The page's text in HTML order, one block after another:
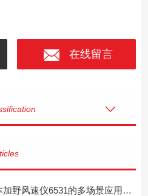
在线留言
精准感知每一缕风：日本加野风速仪6531的多场景应用价值